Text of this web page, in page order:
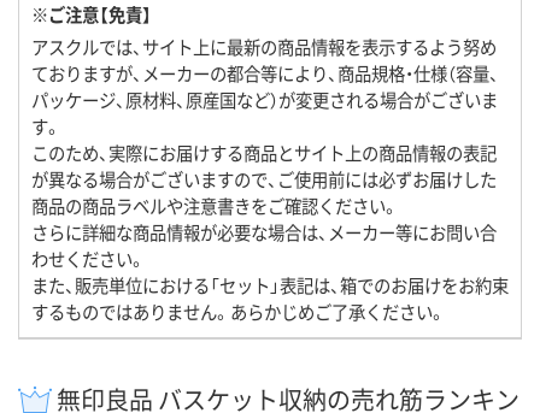
※ご注意【免責】
アスクルでは、サイト上に最新の商品情報を表示するよう努め
ておりますが、メーカーの都合等により、商品規格・仕様（容量、
パッケージ、原材料、原産国など）が変更される場合がございま
す。
このため、実際にお届けする商品とサイト上の商品情報の表記
が異なる場合がございますので、ご使用前には必ずお届けした
商品の商品ラベルや注意書きをご確認ください。
さらに詳細な商品情報が必要な場合は、メーカー等にお問い合
わせください。
また、販売単位における「セット」表記は、箱でのお届けをお約束
するものではありません。あらかじめご了承ください。
無印良品 バスケット収納の売れ筋ランキン